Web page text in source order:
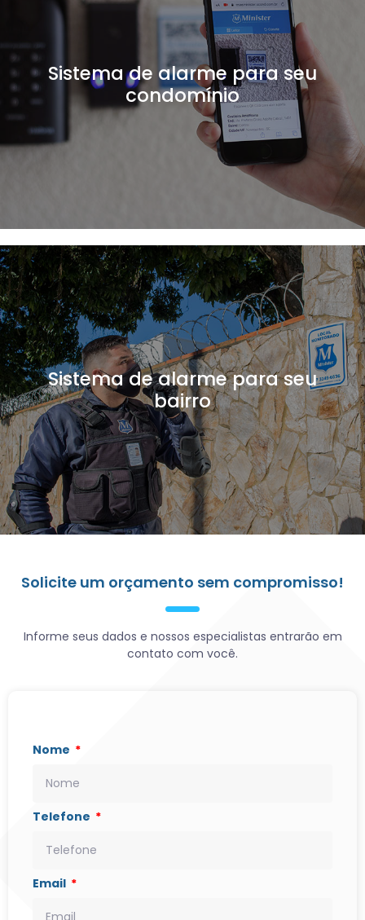
Sistema de alarme para seu
condomínio
Sistema de alarme para seu
bairro
Solicite um orçamento sem compromisso!
Informe seus dados e nossos especialistas entrarão em
contato com você.
Nome
Telefone
Email